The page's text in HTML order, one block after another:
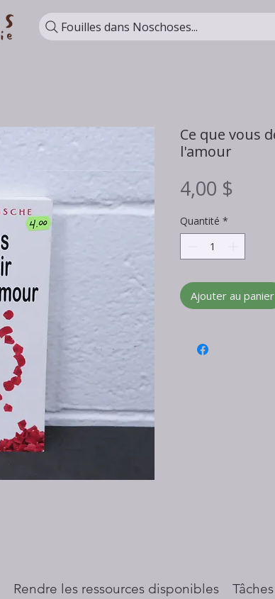
Fouilles dans Noschoses...
Ce que vous
l'amour
4,00 $
Quantité *
Ajouter au panier
​Rendre les ressources disponibles